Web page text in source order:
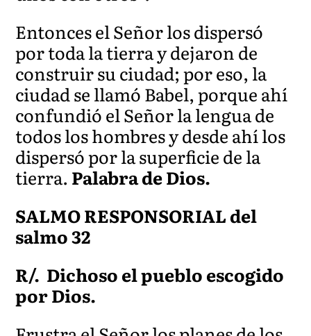
Entonces el Señor los dispersó
por toda la tierra y dejaron de
construir su ciudad; por eso, la
ciudad se llamó Babel, porque ahí
confundió el Señor la lengua de
todos los hombres y desde ahí los
dispersó por la superficie de la
tierra. Palabra de Dios.
SALMO RESPONSORIAL del
salmo 32
R/. Dichoso el pueblo escogido
por Dios.